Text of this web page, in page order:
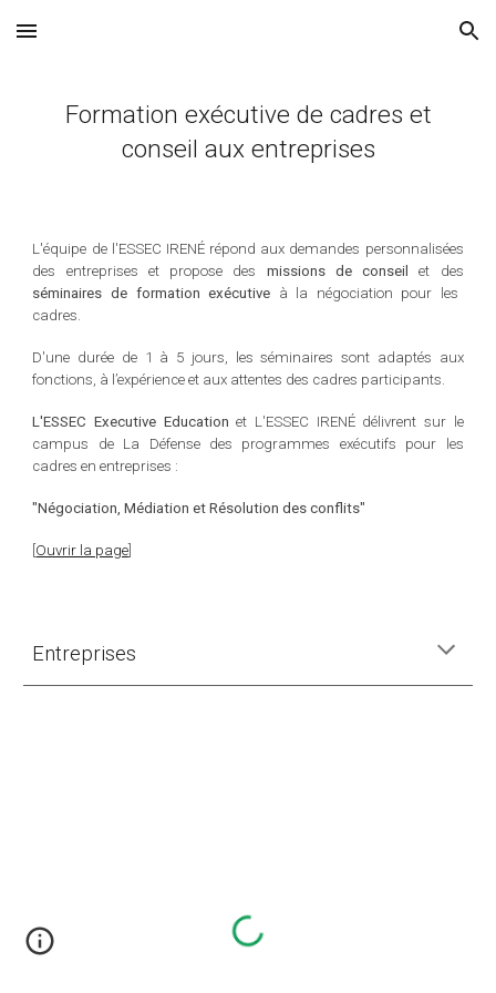
Skip to main content Skip to navigation
Formation exécutive de cadres et
conseil aux entreprises
L'équipe de l'ESSEC IRENÉ répond aux demandes personnalisées
des entreprises et propose des missions de conseilet des
séminaires de formation exécutive à la négociation pour les
cadres.
D'une durée de 1 à 5 jours, les séminaires sont adaptés aux
fonctions, à l’expérience et aux attentes des cadres participants.
L'ESSEC Executive Education et L'ESSEC IRENÉ délivrent sur le
campus de La Défense des programmes exécutifs pour les
cadres en entreprises :
"Négociation, Médiation et Résolution des conflits"
Ouvrir la page
Entreprises